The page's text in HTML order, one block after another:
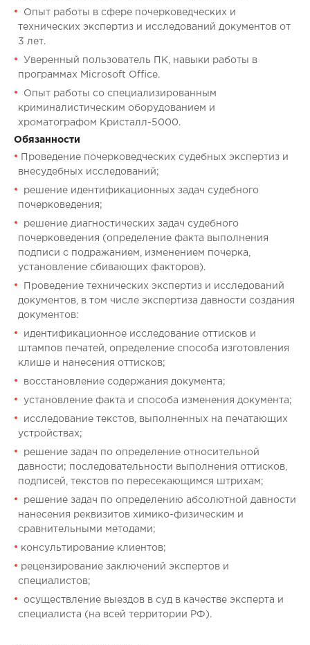
Опыт работы в сфере почерковедческих и
технических экспертиз и исследований документов от
3 лет.
Уверенный пользователь ПК, навыки работы в
программах Microsoft Office.
Опыт работы со специализированным
криминалистическим оборудованием и
хроматографом Кристалл-5000.
Обязанности
Проведение почерковедческих судебных экспертиз и
внесудебных исследований;
решение идентификационных задач судебного
почерковедения;
решение диагностических задач судебного
почерковедения (определение факта выполнения
подписи с подражанием, изменением почерка,
установление сбивающих факторов).
Проведение технических экспертиз и исследований
документов, в том числе экспертиза давности создания
документов:
идентификационное исследование оттисков и
штампов печатей, определение способа изготовления
клише и нанесения оттисков;
восстановление содержания документа;
установление факта и способа изменения документа;
исследование текстов, выполненных на печатающих
устройствах;
решение задач по определение относительной
давности; последовательности выполнения оттисков,
подписей, текстов по пересекающимся штрихам;
решение задач по определению абсолютной давности
нанесения реквизитов химико-физическим и
сравнительными методами;
консультирование клиентов;
рецензирование заключений экспертов и
специалистов;
осуществление выездов в суд в качестве эксперта и
специалиста (на всей территории РФ).